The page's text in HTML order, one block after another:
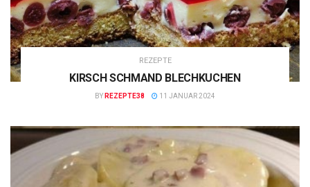
REZEPTE
KIRSCH SCHMAND BLECHKUCHEN
BY REZEPTE38 11 JANUAR 2024